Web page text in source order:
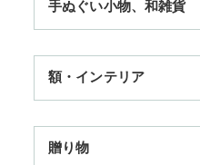
3,300円まで
季節のおすすめ
浮世絵・名画名作・古典
手ぬぐい小物、和雑貨
扇子
赤ちゃん甚平
額・インテリア
TokyoTokyo選定商品
贈り物